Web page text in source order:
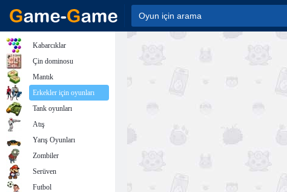
Kabarcıklar
Çin dominosu
Mantık
Erkekler için oyunları
Tank oyunları
Atış
Yarış Oyunları
Zombiler
Serüven
Futbol